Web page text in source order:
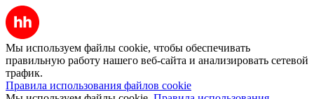
Мы используем файлы cookie, чтобы обеспечивать
правильную работу нашего веб-сайта и анализировать сетевой
трафик.
Правила использования файлов cookie